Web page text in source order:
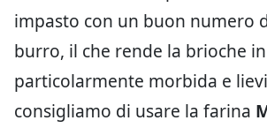
impasto con un buon numero
burro, il che rende la brioche
particolarmente morbida e
consigliamo di usare la farina